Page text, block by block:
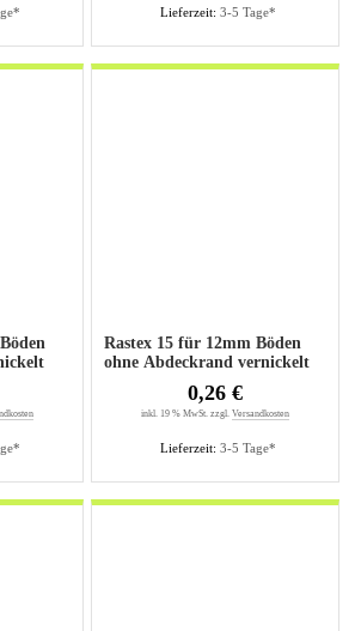
Lieferzeit: 3-5 Tage*
Rastex 15 für 12mm Böden
ohne Abdeckrand vernickelt
Lieferzeit: 3-5 Tage*
0,26 €
inkl. 19 % MwSt. zzgl. Versandkosten